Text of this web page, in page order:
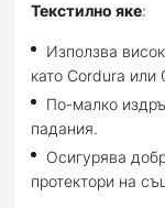
Текстилно яке:
Използва
като Cordura или
По-малко
падания.
Осигурява
протектори на